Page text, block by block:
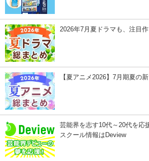
2026年7月夏ドラマも、注目
【夏アニメ2026】7月期夏の
芸能界を志す10代～20代を応
スクール情報はDeview